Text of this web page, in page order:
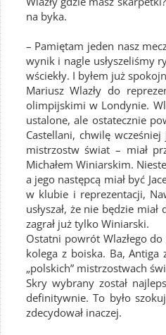
na byka.
– Pamiętam jeden nasz
wynik i nagle usłyszeliśmy
wściekły. I byłem już
Mariusz Wlazły do
olimpijskimi w Londynie.
ustalone, ale ostatecznie
Castellani, chwilę
mistrzostw świat – miał
Michałem Winiarskim.
a jego następcą miał być
w klubie i reprezentacji,
usłyszał, że nie będzie
zagrał już tylko Winiarski.
Ostatni powrót Wlazłego
kolega z boiska. Ba, Antiga
„polskich” mistrzostwach
Skry wybrany został
definitywnie. To było
zdecydował inaczej.